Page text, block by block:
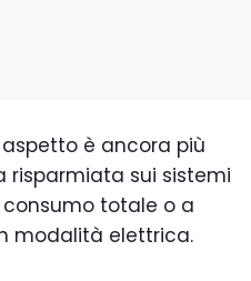
è ancora più
risparmiata sui sistemi
totale o a
modalità elettrica.